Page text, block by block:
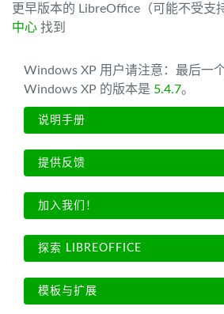
更早版本的 LibreOffice（可能不受支
中心 找到
Windows XP 用户请注意：最后一
Windows XP 的版本是 5.4.7。
说明手册
提供反馈
加入我们！
探索 LIBREOFFICE
模板与扩展